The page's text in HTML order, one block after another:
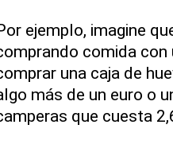
ejemplo, imagine
comida
una caja de
más de un euro o
que cuesta